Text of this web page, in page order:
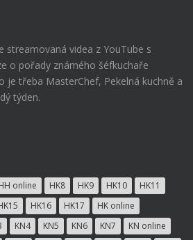
streamovaná videa z YouTube s
o pořady známého šéfkuchaře
je třeba MasterChef, Pekelná kuchně a
týden.
online HK8 HK9 HK10
HK11
HK16 HK17
HK online
KN4 KN5 KN6 KN7
KN online